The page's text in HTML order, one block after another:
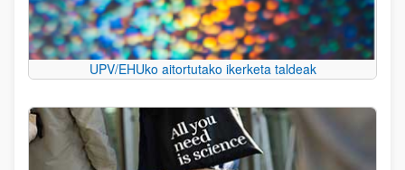
UPV/EHUko aitortutako ikerketa taldeak